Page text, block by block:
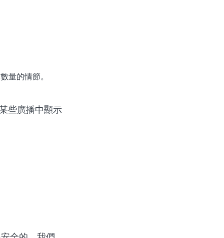
量的情節。
些廣播中顯示